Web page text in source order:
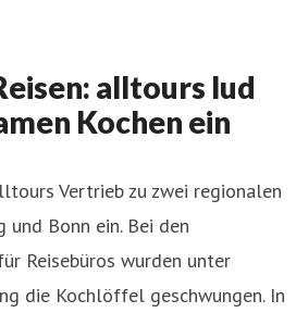
alltours lud
Kochen ein
Vertrieb zu zwei regionalen
und Bonn ein. Bei den
Reisebüros wurden unter
die Kochlöffel geschwungen. In